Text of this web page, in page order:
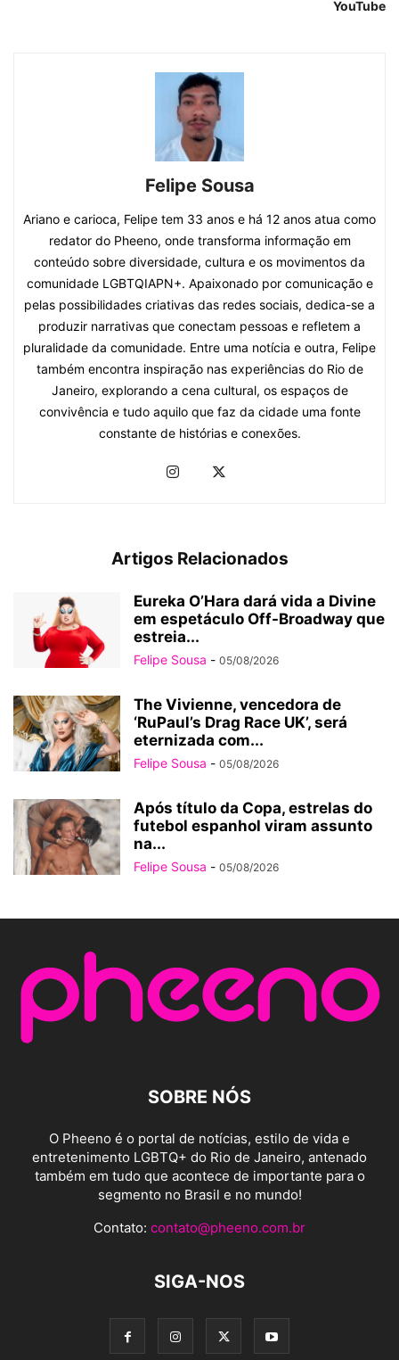
YouTube
Felipe Sousa
Ariano e carioca, Felipe tem 33 anos e há 12 anos atua como
redator do Pheeno, onde transforma informação em
conteúdo sobre diversidade, cultura e os movimentos da
comunidade LGBTQIAPN+. Apaixonado por comunicação e
pelas possibilidades criativas das redes sociais, dedica-se a
produzir narrativas que conectam pessoas e refletem a
pluralidade da comunidade. Entre uma notícia e outra, Felipe
também encontra inspiração nas experiências do Rio de
Janeiro, explorando a cena cultural, os espaços de
convivência e tudo aquilo que faz da cidade uma fonte
constante de histórias e conexões.
Artigos Relacionados
Eureka O’Hara dará vida a Divine
em espetáculo Off-Broadway que
estreia...
Felipe Sousa - 05/08/2026
The Vivienne, vencedora de
‘RuPaul’s Drag Race UK’, será
eternizada com...
Felipe Sousa - 05/08/2026
Após título da Copa, estrelas do
futebol espanhol viram assunto
na...
Felipe Sousa - 05/08/2026
SOBRE NÓS
O Pheeno é o portal de notícias, estilo de vida e
entretenimento LGBTQ+ do Rio de Janeiro, antenado
também em tudo que acontece de importante para o
segmento no Brasil e no mundo!
Contato: contato@pheeno.com.br
SIGA-NOS